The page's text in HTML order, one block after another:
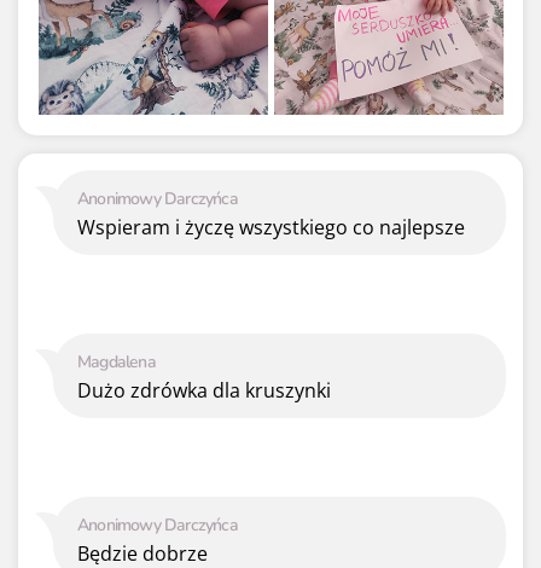
Anonimowy Darczyńca
Będzie dobrze
Magdalena
Dużo zdrówka dla kruszynki
Anonimowy Darczyńca
Wspieram i życzę wszystkiego co najlepsze